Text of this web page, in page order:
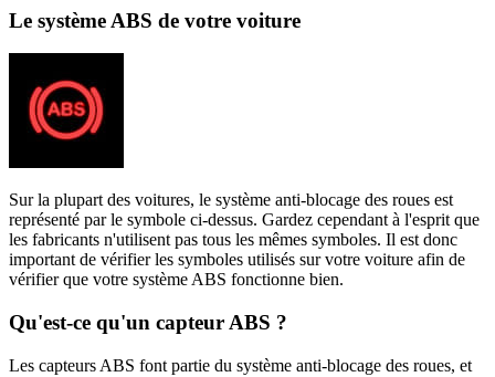
Le système ABS de votre voiture
Sur la plupart des voitures, le système anti-blocage des roues est
représenté par le symbole ci-dessus. Gardez cependant à l'esprit que
les fabricants n'utilisent pas tous les mêmes symboles. Il est donc
important de vérifier les symboles utilisés sur votre voiture afin de
vérifier que votre système ABS fonctionne bien.
Qu'est-ce qu'un capteur ABS ?
Les capteurs ABS font partie du système anti-blocage des roues, et